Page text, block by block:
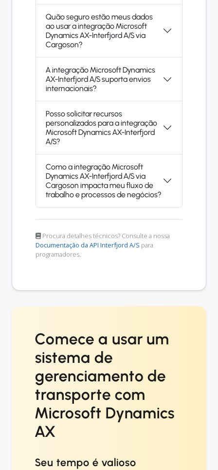
Quão seguro estão meus dados
ao usar a integração Microsoft
Dynamics AX-Interfjord A/S via
Cargoson?
A integração Microsoft Dynamics
AX-Interfjord A/S suporta envios
internacionais?
Posso solicitar recursos
personalizados para a integração
Microsoft Dynamics AX-Interfjord
A/S?
Como a integração Microsoft
Dynamics AX-Interfjord A/S via
Cargoson impacta meu fluxo de
trabalho e processos de negócios?
Procura detalhes técnicos? Consulte a nossa
Documentação da API Interfjord A/S para
programadores.
Comece a usar um
sistema de
gerenciamento de
transporte com
Microsoft Dynamics
AX
Seu tempo é valioso